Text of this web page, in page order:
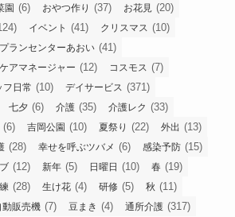
園 (6) おやつ作り (37) お花見 (20)
イベント (41) クリスマス (10)
ランセンターあおい (41)
ケアマネージャー (12) コスモス (7)
フ日常 (10) デイサービス (371)
七夕 (6) 介護 (35) 介護レク (33)
(6) 吉岡公園 (10) 夏祭り (22) 外出 (13)
(28) 幸せを呼ぶツバメ (6) 感染予防 (15)
(12) 新年 (5) 日曜日 (10) 春 (19)
(28) 生け花 (4) 研修 (5) 秋 (11)
動販売機 (7) 豆まき (4) 通所介護 (317)